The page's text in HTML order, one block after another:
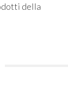
della